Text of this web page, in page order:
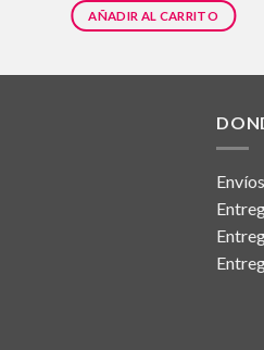
AÑADIR AL CARRITO